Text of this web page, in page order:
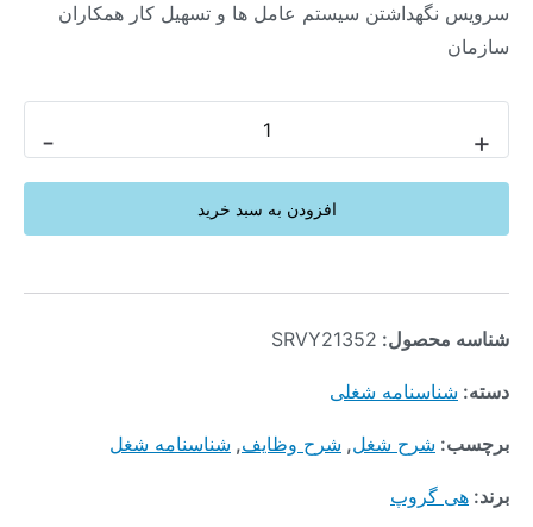
سرویس نگهداشتن سیستم عامل ها و تسهیل کار همکاران
سازمان
- +
افزودن به سبد خرید
شناسه محصول: SRVY21352
دسته: شناسنامه شغلی
برچسب: شرح شغل, شرح وظایف, شناسنامه شغل
برند: هی گروپ